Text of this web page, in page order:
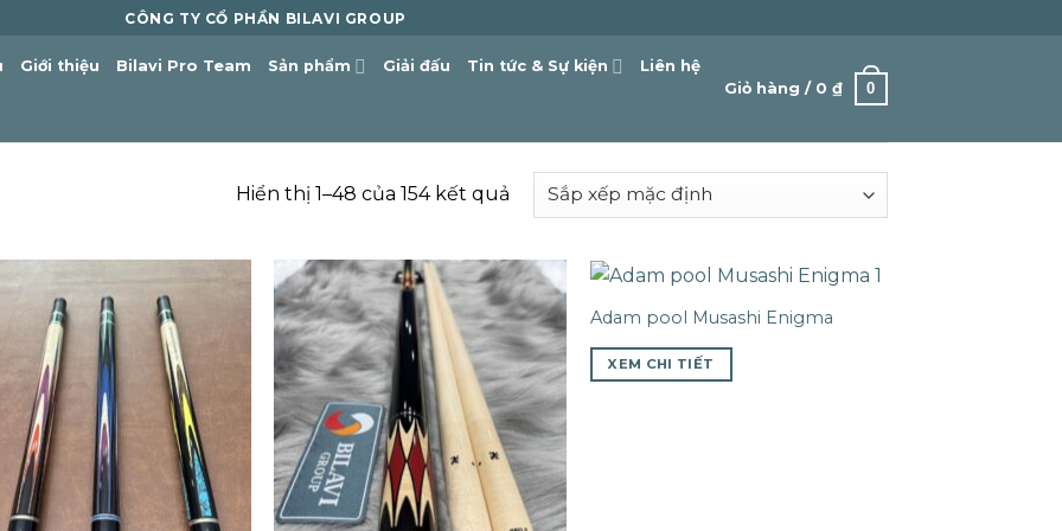
CÔNG TY CỔ PHẦN BILAVI GROUP
Giới thiệu Bilavi Pro Team Sản phẩm Giải đấu Tin tức & Sự kiện
Liên hệ
Giỏ hàng / 0 ₫ 0
Hiển thị 1–48 của 154 kết quả
Adam pool Musashi Enigma
XEM CHI TIẾT